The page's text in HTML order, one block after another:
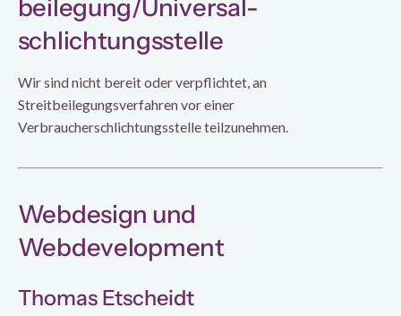
beilegung/Universal­
schlichtungs­stelle
Wir sind nicht bereit oder verpflichtet, an
Streitbeilegungsverfahren vor einer
Verbraucherschlichtungsstelle teilzunehmen.
Webdesign und
Webdevelopment
Thomas Etscheidt